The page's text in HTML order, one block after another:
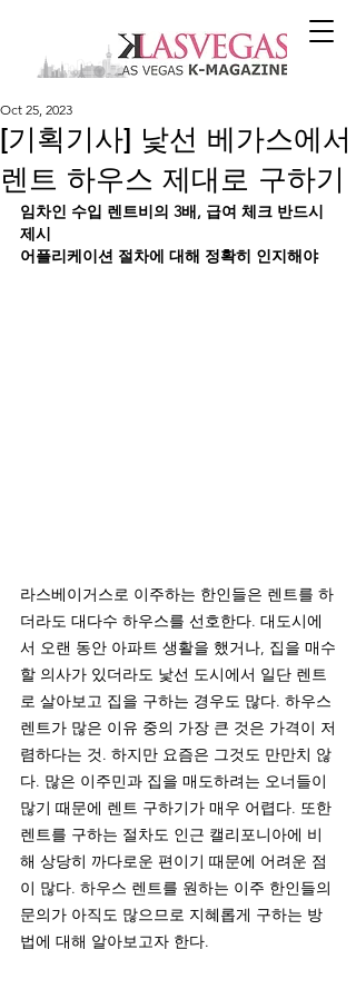
[기획기사] 낯선 베가스에서
렌트 하우스 제대로 구하기
Oct 25, 2023
임차인 수입 렌트비의 3배, 급여 체크 반드시
제시
어플리케이션 절차에 대해 정확히 인지해야
라스베이거스로 이주하는 한인들은 렌트를 하
더라도 대다수 하우스를 선호한다. 대도시에
서 오랜 동안 아파트 생활을 했거나, 집을 매수
할 의사가 있더라도 낯선 도시에서 일단 렌트
로 살아보고 집을 구하는 경우도 많다. 하우스
렌트가 많은 이유 중의 가장 큰 것은 가격이 저
렴하다는 것. 하지만 요즘은 그것도 만만치 않
다. 많은 이주민과 집을 매도하려는 오너들이
많기 때문에 렌트 구하기가 매우 어렵다. 또한
렌트를 구하는 절차도 인근 캘리포니아에 비
해 상당히 까다로운 편이기 때문에 어려운 점
이 많다. 하우스 렌트를 원하는 이주 한인들의
문의가 아직도 많으므로 지혜롭게 구하는 방
법에 대해 알아보고자 한다.